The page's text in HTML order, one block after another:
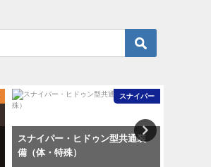
スナイパー
スナイパー・ヒドゥン型共通装
備（体・特殊）